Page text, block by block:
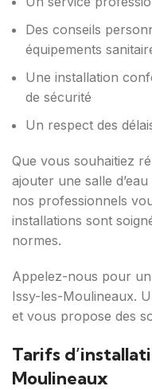
Des conseils
équipements
Une installation
de sécurité
Un respect des
Que vous souhaitiez
ajouter une salle
nos professionnels
installations sont
normes.
Appelez-nous pour
Issy-les-Moulineaux.
et vous propose des
Tarifs
Moulineaux